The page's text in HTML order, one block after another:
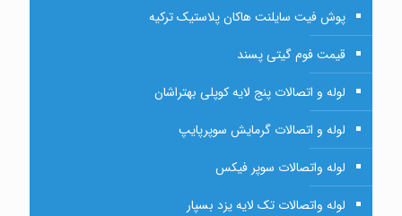
پوش فیت سایلنت هاکان پلاستیک ترکیه
قیمت فوم گیتی پسند
لوله و اتصالات پنج لایه کوپلی بهتراشان
لوله و اتصالات گرمایش سوپرپایپ
لوله واتصالات سوپر فیکس
لوله واتصالات تک لایه یزد بسپار